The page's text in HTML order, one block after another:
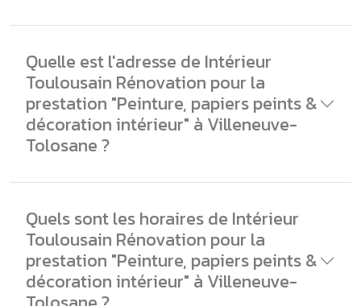
Quelle est l'adresse de Intérieur
Toulousain Rénovation pour la
prestation "Peinture, papiers peints &
décoration intérieur" à Villeneuve-
Tolosane ?
Quels sont les horaires de Intérieur
Toulousain Rénovation pour la
prestation "Peinture, papiers peints &
décoration intérieur" à Villeneuve-